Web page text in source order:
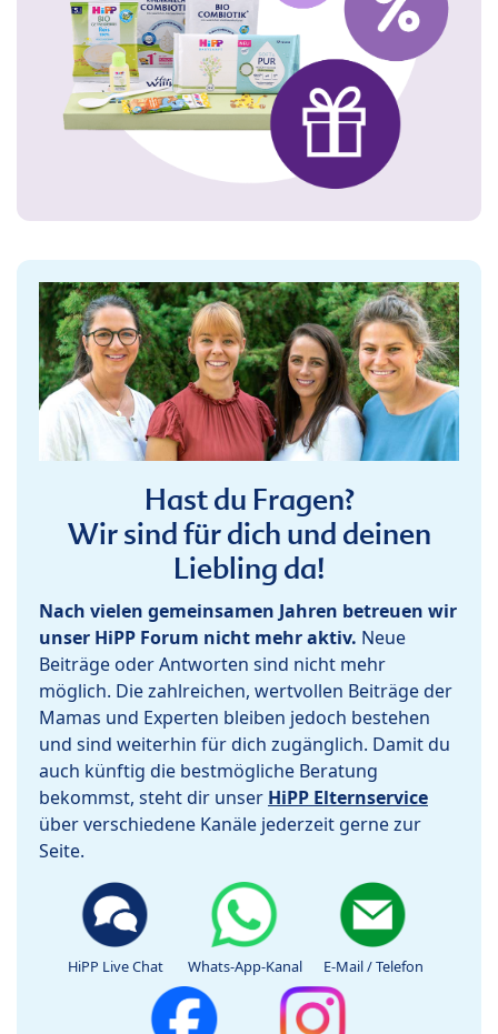
Hast du Fragen?
Wir sind für dich und deinen
Liebling da!
Nach vielen gemeinsamen Jahren betreuen wir
unser HiPP Forum nicht mehr aktiv. Neue
Beiträge oder Antworten sind nicht mehr
möglich. Die zahlreichen, wertvollen Beiträge der
Mamas und Experten bleiben jedoch bestehen
und sind weiterhin für dich zugänglich. Damit du
auch künftig die bestmögliche Beratung
bekommst, steht dir unser HiPP Elternservice
über verschiedene Kanäle jederzeit gerne zur
Seite.
HiPP Live Chat Whats-App-Kanal E-Mail / Telefon